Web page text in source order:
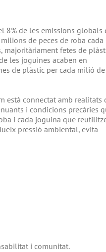
8% de les emissions globals
de peces de roba cada
majoritàriament fetes de
les joguines acaben en
de plàstic per cada milió de
està connectat amb realitats
i condicions precàries
i cada joguina que
pressió ambiental, evita
i comunitat.